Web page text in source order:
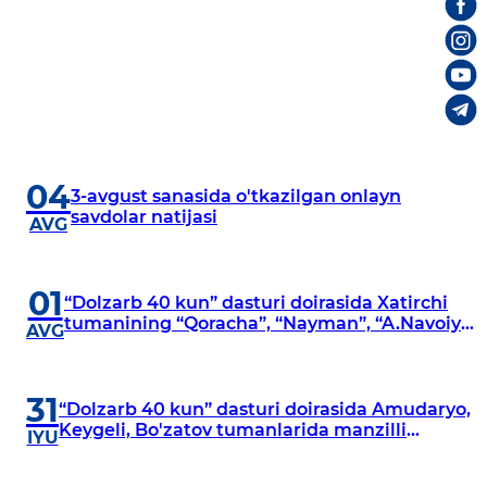
04
AVG
3-avgust sanasida o'tkazilgan onlayn
savdolar natijasi
01
AVG
“Dolzarb 40 kun” dasturi doirasida Xatirchi
tumanining “Qoracha”, “Nayman”, “A.Navoiy”
31
IYU
“Dolzarb 40 kun” dasturi doirasida Amudaryo,
Keygeli, Bo'zatov tumanlarida manzilli